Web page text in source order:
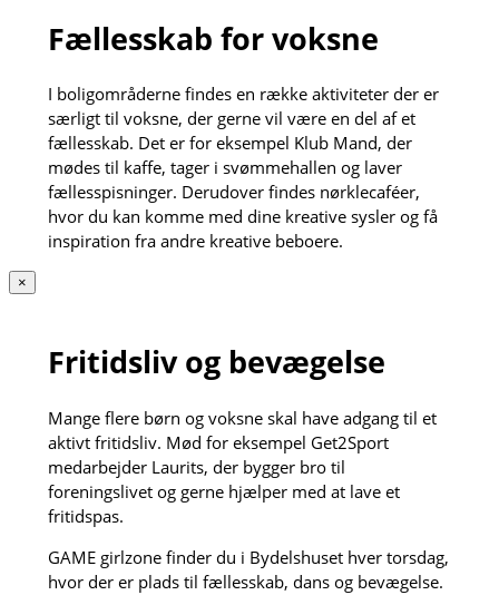
Fællesskab for voksne
I boligområderne findes en række aktiviteter der er
særligt til voksne, der gerne vil være en del af et
fællesskab. Det er for eksempel Klub Mand, der
mødes til kaffe, tager i svømmehallen og laver
fællesspisninger. Derudover findes nørklecaféer,
hvor du kan komme med dine kreative sysler og få
inspiration fra andre kreative beboere.
×
Fritidsliv og bevægelse
Mange flere børn og voksne skal have adgang til et
aktivt fritidsliv. Mød for eksempel Get2Sport
medarbejder Laurits, der bygger bro til
foreningslivet og gerne hjælper med at lave et
fritidspas.
GAME girlzone finder du i Bydelshuset hver torsdag,
hvor der er plads til fællesskab, dans og bevægelse.